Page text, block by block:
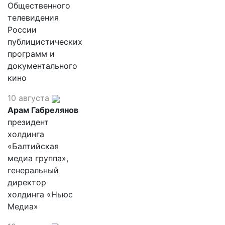
Общественного
телевидения
России
публицистических
программ и
документального
кино
10 августа
Арам Габрелянов
президент
холдинга
«Балтийская
медиа группа»,
генеральный
директор
холдинга «Ньюс
Медиа»